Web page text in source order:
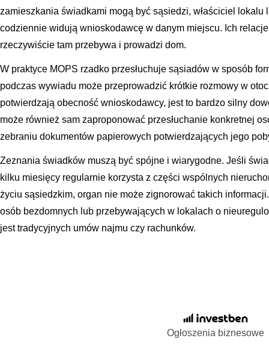
zamieszkania świadkami mogą być sąsiedzi, właściciel lokalu
codziennie widują wnioskodawcę w danym miejscu. Ich
rzeczywiście tam przebywa i prowadzi dom.
W praktyce MOPS rzadko przesłuchuje sąsiadów w sposób
podczas wywiadu może przeprowadzić krótkie rozmowy w
potwierdzają obecność wnioskodawcy, jest to bardzo silny
może również sam zaproponować przesłuchanie konkretnej
zebraniu dokumentów papierowych potwierdzających jego
Zeznania świadków muszą być spójne i wiarygodne. Jeśli
kilku miesięcy regularnie korzysta z części wspólnych
życiu sąsiedzkim, organ nie może zignorować takich
osób bezdomnych lub przebywających w lokalach o
jest tradycyjnych umów najmu czy rachunków.
Ogłoszenia biznesowe